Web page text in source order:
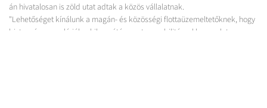
án hivatalosan is zöld utat adtak a közös vállalatnak.
"Lehetőséget kínálunk a magán- és közösségi flottaüzemeltetőknek, hogy
biztonságosan elérjék a kibocsátásmentes mobilitással kapcsolatos